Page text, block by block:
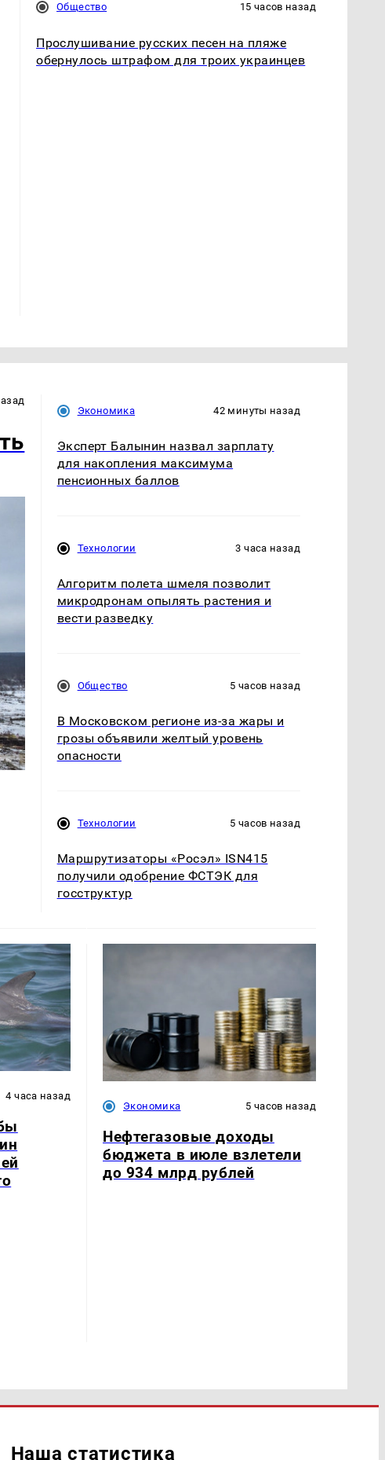
Общество 15 часов назад
Прослушивание русских песен на пляже
обернулось штрафом для троих украинцев
Экономика 42 минуты назад
Эксперт Балынин назвал зарплату
для накопления максимума
пенсионных баллов
Технологии 3 часа назад
Алгоритм полета шмеля позволит
микродронам опылять растения и
вести разведку
Общество 5 часов назад
В Московском регионе из-за жары и
грозы объявили желтый уровень
опасности
Технологии 5 часов назад
Маршрутизаторы «Росэл» ISN415
получили одобрение ФСТЭК для
госструктур
4 часа назад
Экономика 5 часов назад
Нефтегазовые доходы
бюджета в июле взлетели
до 934 млрд рублей
Наша статистика